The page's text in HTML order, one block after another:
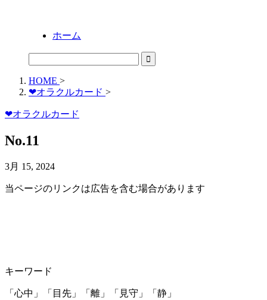
ホーム
HOME >
❤オラクルカード >
❤オラクルカード
No.11
3月 15, 2024
当ページのリンクは広告を含む場合があります
キーワード
「心中」「目先」「離」「見守」「静」